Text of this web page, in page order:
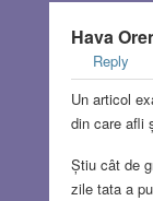
Hava
Reply
Un articol
din care afli
Știu cât de
zile tata a